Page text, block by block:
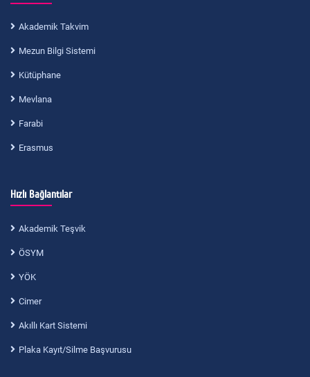
Akademik Takvim
Mezun Bilgi Sistemi
Kütüphane
Mevlana
Farabi
Erasmus
Hızlı Bağlantılar
Akademik Teşvik
ÖSYM
YÖK
Cimer
Akıllı Kart Sistemi
Plaka Kayıt/Silme Başvurusu